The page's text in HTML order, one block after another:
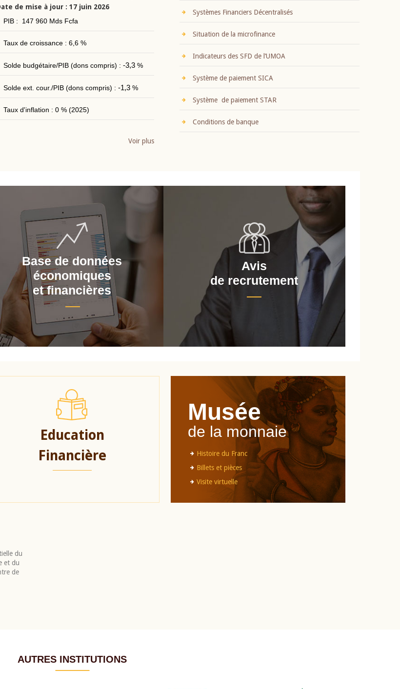
de mise à jour : 17 juin 2026
PIB : 147 960 Mds Fcfa
Taux de croissance : 6,6 %
Solde budgétaire/PIB (dons compris) : -3,3%
Solde ext. cour./PIB (dons compris) : -1,3%
Taux d'inflation : 0 % (2025)
Voir plus
Systèmes Financiers Décentralisés
Situation de la microfinance
Indicateurs des SFD de l’UMOA
Système de paiement SICA
Système de paiement STAR
Conditions de banque
Base de données
économiques
et financières
Avis
de recrutement
Education
Financière
Musée
de la monnaie
Histoire du Franc
Billets et pièces
Visite virtuelle
du
et du
de
AUTRES INSTITUTIONS